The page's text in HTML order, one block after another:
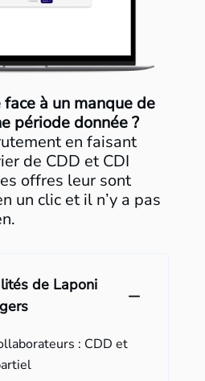
à un manque de
période donnée ?
en faisant
de CDD et CDI
offres leur sont
un clic et il n’y a pas
de Laponi
: CDD et